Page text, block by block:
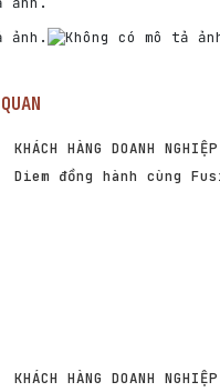
KHÁCH HÀNG DOANH
Diem đồng hành cùng
KHÁCH HÀNG DOANH